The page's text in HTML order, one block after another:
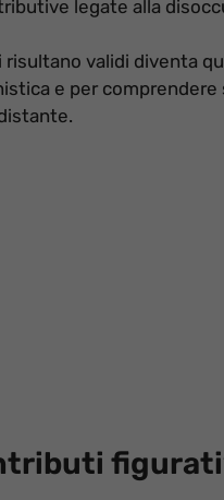
legate alla
risultano validi diventa
e per